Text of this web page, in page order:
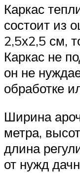
Каркас
состоит из
2,5х2,5 см,
Каркас не
он не
обработке
Ширина
метра,
длина
от нужд